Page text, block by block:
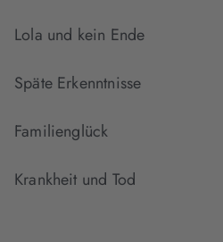
Lola und kein Ende
Späte Erkenntnisse
Familienglück
Krankheit und Tod